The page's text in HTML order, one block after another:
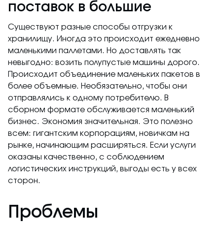
поставок в большие
Существуют разные способы отгрузки к
хранилищу. Иногда это происходит ежедневно
маленькими паллетами. Но доставлять так
невыгодно: возить полупустые машины дорого.
Происходит объединение маленьких пакетов в
более объемные. Необязательно, чтобы они
отправлялись к одному потребителю. В
сборном формате обслуживается маленький
бизнес. Экономия значительная. Это полезно
всем: гигантским корпорациям, новичкам на
рынке, начинающим расширяться. Если услуги
оказаны качественно, с соблюдением
логистических инструкций, выгоды есть у всех
сторон.
Проблемы